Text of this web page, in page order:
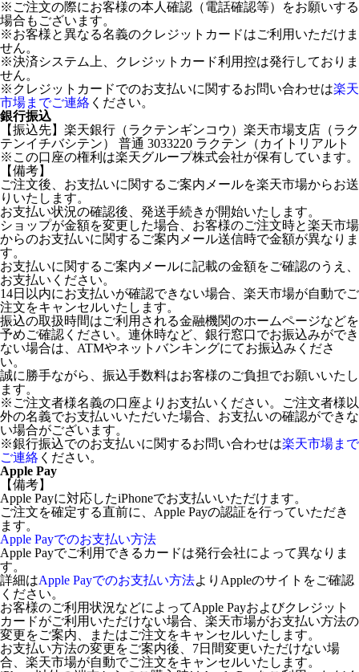
※ご注文の際にお客様の本人確認（電話確認等）をお願いする
場合もございます。
※お客様と異なる名義のクレジットカードはご利用いただけま
せん。
※決済システム上、クレジットカード利用控は発行しておりま
せん。
※クレジットカードでのお支払いに関するお問い合わせは楽天
市場までご連絡 ください。
銀行振込
【振込先】楽天銀行（ラクテンギンコウ）楽天市場支店（ラク
テンイチバシテン） 普通 3033220 ラクテン（カイトリアルト
※この口座の権利は楽天グループ株式会社が保有しています。
【備考】
ご注文後、お支払いに関するご案内メールを楽天市場からお送
りいたします。
お支払い状況の確認後、発送手続きが開始いたします。
ショップが金額を変更した場合、お客様のご注文時と楽天市場
からのお支払いに関するご案内メール送信時で金額が異なりま
す。
お支払いに関するご案内メールに記載の金額をご確認のうえ、
お支払いください。
14日以内にお支払いが確認できない場合、楽天市場が自動でご
注文をキャンセルいたします。
振込の取扱時間はご利用される金融機関のホームページなどを
予めご確認ください。連休時など、銀行窓口でお振込みができ
ない場合は、ATMやネットバンキングにてお振込みくださ
い。
誠に勝手ながら、振込手数料はお客様のご負担でお願いいたし
ます。
※ご注文者様名義の口座よりお支払いください。ご注文者様以
外の名義でお支払いいただいた場合、お支払いの確認ができな
い場合がございます。
※銀行振込でのお支払いに関するお問い合わせは楽天市場まで
ご連絡 ください。
Apple Pay
【備考】
Apple Payに対応したiPhoneでお支払いいただけます。
ご注文を確定する直前に、Apple Payの認証を行っていただき
ます。
Apple Payでのお支払い方法
Apple Payでご利用できるカードは発行会社によって異なりま
す。
詳細はApple Payでのお支払い方法よりAppleのサイトをご確認
ください。
お客様のご利用状況などによってApple Payおよびクレジット
カードがご利用いただけない場合、楽天市場がお支払い方法の
変更をご案内、またはご注文をキャンセルいたします。
お支払い方法の変更をご案内後、7日間変更いただけない場
合、楽天市場が自動でご注文をキャンセルいたします。